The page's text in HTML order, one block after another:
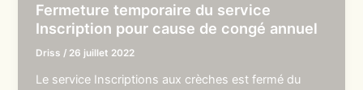
Fermeture temporaire du service
Inscription pour cause de congé annuel
Driss / 26 juillet 2022
Le service Inscriptions aux crèches est fermé du